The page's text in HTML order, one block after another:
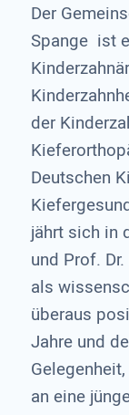
Der
Spange ist
der
Deutschen
jährt sich in
und Prof.
als
überaus
Jahre und
an eine